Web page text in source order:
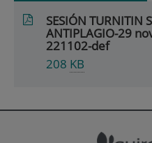
SESIÓN TURNITIN
ANTIPLAGIO-29
221102-def
208 KB